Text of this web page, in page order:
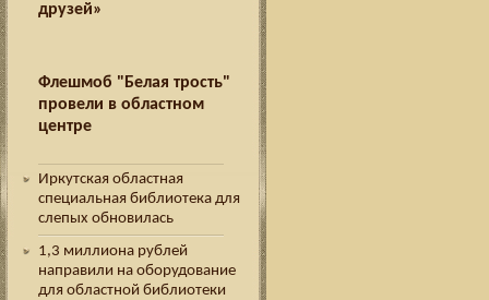
друзей»
Флешмоб "Белая трость"
провели в областном
центре
Иркутская областная
специальная библиотека для
слепых обновилась
1,3 миллиона рублей
направили на оборудование
для областной библиотеки